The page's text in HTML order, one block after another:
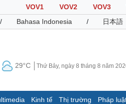
VOV1 VOV2 VOV3
/ Bahasa Indonesia / 日本語
29°C Thứ Bảy, ngày 8 tháng 8 năm
Kinh tế Thị trường Pháp